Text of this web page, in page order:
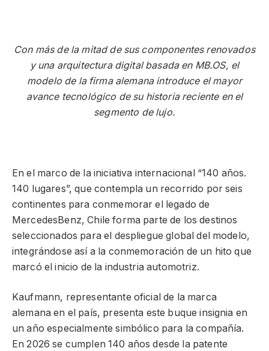
Con más de la mitad de sus componentes renovados
y una arquitectura digital basada en MB.OS, el
modelo de la firma alemana introduce el mayor
avance tecnológico de su historia reciente en el
segmento de lujo.
En el marco de la iniciativa internacional “140 años.
140 lugares”, que contempla un recorrido por seis
continentes para conmemorar el legado de
MercedesBenz, Chile forma parte de los destinos
seleccionados para el despliegue global del modelo,
integrándose así a la conmemoración de un hito que
marcó el inicio de la industria automotriz.
Kaufmann, representante oficial de la marca
alemana en el país, presenta este buque insignia en
un año especialmente simbólico para la compañía.
En 2026 se cumplen 140 años desde la patente